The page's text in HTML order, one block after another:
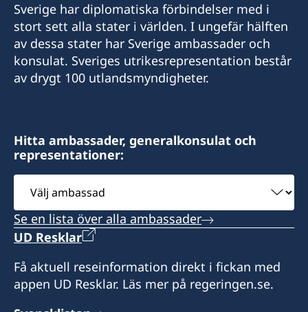
Sverige har diplomatiska förbindelser med i
stort sett alla stater i världen. I ungefär hälften
av dessa stater har Sverige ambassader och
konsulat. Sveriges utrikesrepresentation består
av drygt 100 utlandsmyndigheter.
Hitta ambassader, generalkonsulat och
representationer:
Välj
ambassad
Se en lista över alla ambassader
UD Resklar
Få aktuell reseinformation direkt i fickan med
appen UD Resklar. Läs mer på regeringen.se.